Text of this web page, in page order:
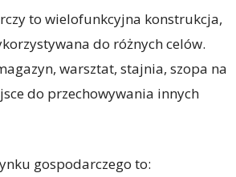
to wielofunkcyjna konstrukcja,
do różnych celów.
warsztat, stajnia, szopa na
do przechowywania innych
gospodarczego to: